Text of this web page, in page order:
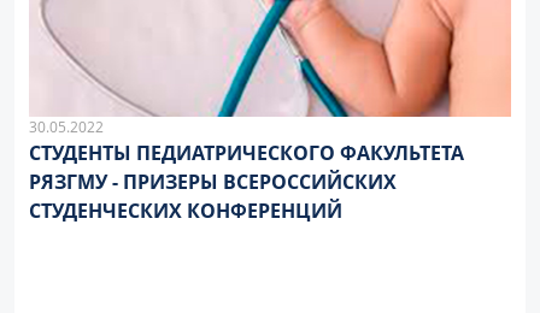
30.05.2022
СТУДЕНТЫ ПЕДИАТРИЧЕСКОГО ФАКУЛЬТЕТА
РЯЗГМУ - ПРИЗЕРЫ ВСЕРОССИЙСКИХ
СТУДЕНЧЕСКИХ КОНФЕРЕНЦИЙ